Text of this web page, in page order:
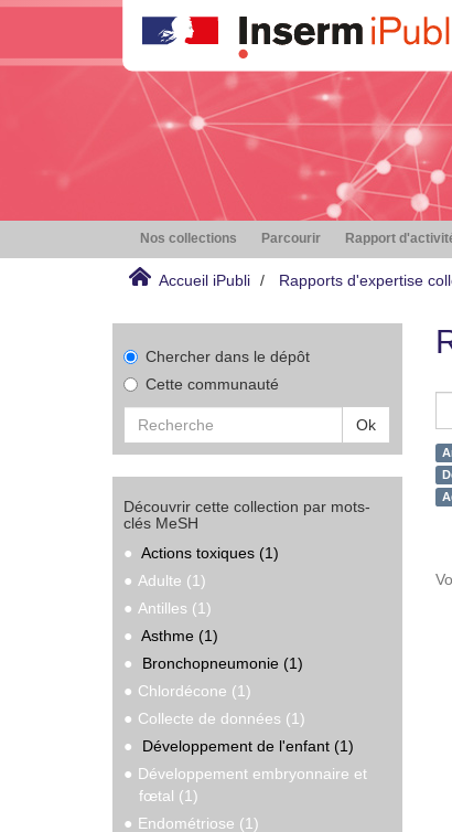
Nos collections Parcourir Rapport
Accueil iPubli Rapports d'expertise
Chercher dans le dépôt
Cette communauté
Ok
Découvrir cette collection par mots-
clés MeSH
Actions toxiques (1)
Adulte (1)
Antilles (1)
Asthme (1)
Bronchopneumonie (1)
Chlordécone (1)
Collecte de données (1)
Développement de l'enfant (1)
Développement embryonnaire et
fœtal (1)
Endométriose (1)